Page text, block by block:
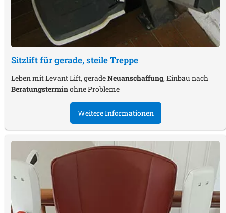
Sitzlift für gerade, steile Treppe
Leben mit Levant Lift, geradeNeuanschaffung, Einbau nach
Beratungsterminohne Probleme
Weitere Informationen